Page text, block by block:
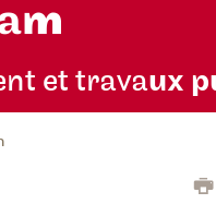
et travaux